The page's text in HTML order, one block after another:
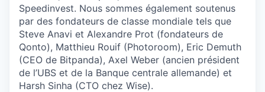
Speedinvest. Nous sommes également soutenus
par des fondateurs de classe mondiale tels que
Steve Anavi et Alexandre Prot (fondateurs de
Qonto), Matthieu Rouif (Photoroom), Eric Demuth
(CEO de Bitpanda), Axel Weber (ancien président
de l’UBS et de la Banque centrale allemande) et
Harsh Sinha (CTO chez Wise).